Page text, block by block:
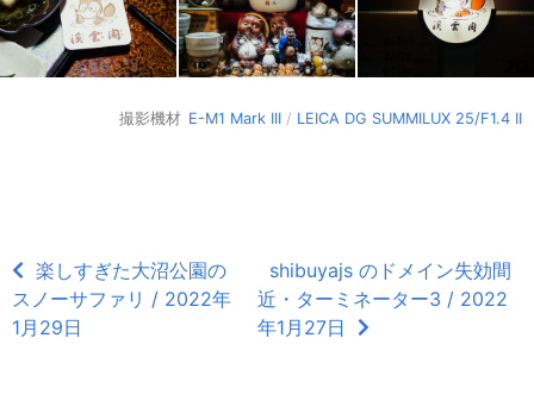
撮影機材 E-M1 Mark III / LEICA DG SUMMILUX 25/F1.4 II
楽しすぎた大沼公園の
スノーサファリ / 2022年
1月29日
shibuyajs のドメイン失効間
近・ターミネーター3 / 2022
年1月27日